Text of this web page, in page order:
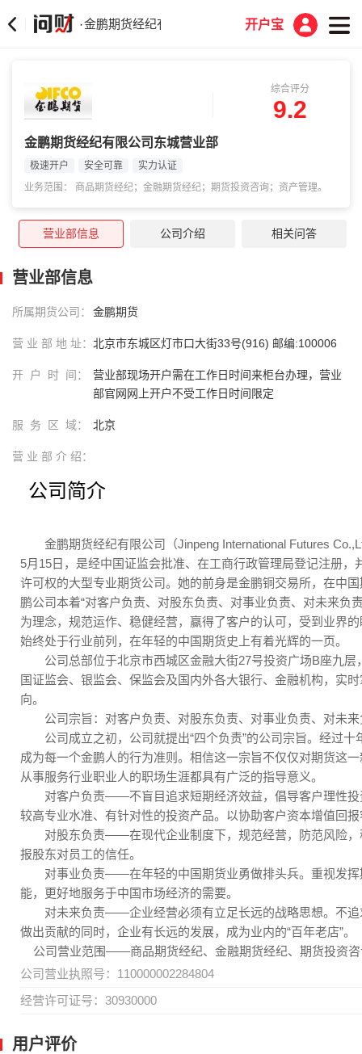
·金鹏期货经纪有限公司东城营业部开户宝
综合评分
9.2
金鹏期货经纪有限公司东城营业部
极速开户 安全可靠
实力认证
业务范围： 商品期货经纪；金融期货经纪；期货投资咨询；资产管理。
营业部信息 公司介绍 相关问答
营业部信息
所属期货公司： 金鹏期货
营 业 部 地 址： 北京市东城区灯市口大街33号(916) 邮编:100006
开 户 时 间：
营业部现场开户需在工作日时间来柜台办理，营业
部官网网上开户不受工作日时间限定
服 务 区 域： 北京
营 业 部 介 绍：
公司简介
金鹏期货经纪有限公司（Jinpeng International Futures
5月15日，是经中国证监会批准、在工商行政管理局登记注册，
许可权的大型专业期货公司。她的前身是金鹏铜交易所，在中
鹏公司本着“对客户负责、对股东负责、对事业负责、对未来负
为理念，规范运作、稳健经营，赢得了客户的认可，受到业界
始终处于行业前列，在年轻的中国期货史上有着光辉的一页。
公司总部位于北京市西城区金融大街27号投资广场B座九层
国证监会、银监会、保监会及国内外各大银行、金融机构，实
向。
公司宗旨：对客户负责、对股东负责、对事业负责、对未来
公司成立之初，公司就提出“四个负责”的公司宗旨。经过十
成为每一个金鹏人的行为准则。相信这一宗旨不仅仅对期货这
从事服务行业职业人的职场生涯都具有广泛的指导意义。
对客户负责——不盲目追求短期经济效益，倡导客户理性投
较高专业水准、有针对性的投资产品。以协助客户资本增值回
对股东负责——在现代企业制度下，规范经营，防范风险，
报股东对员工的信任。
对事业负责——在年轻的中国期货业勇做排头兵。重视发挥
能，更好地服务于中国市场经济的需要。
对未来负责——企业经营必须有立足长远的战略思想。不追
做出贡献的同时，企业有长远的发展，成为业内的“百年老店”。
公司营业范围——商品期货经纪、金融期货经纪、期货投资咨
公司营业执照号：110000002284804
经营许可证号：30930000
用户评价